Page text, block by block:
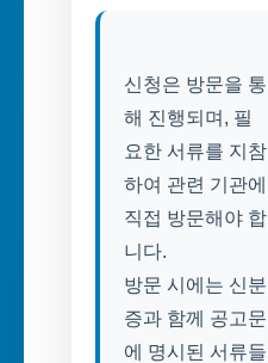
신청은 방문을 통
해 진행되며, 필
요한 서류를 지참
하여 관련 기관에
직접 방문해야 합
니다.
방문 시에는 신분
증과 함께 공고문
에 명시된 서류들